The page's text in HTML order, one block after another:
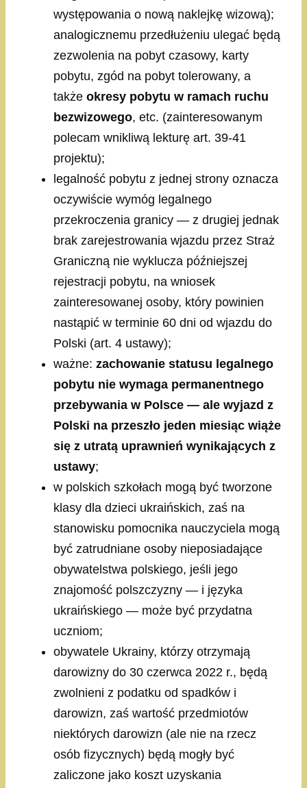
występowania o nową naklejkę wizową);
analogicznemu przedłużeniu ulegać będą
zezwolenia na pobyt czasowy, karty
pobytu, zgód na pobyt tolerowany, a
także okresy pobytu w ramach ruchu
bezwizowego, etc. (zainteresowanym
polecam wnikliwą lekturę art. 39-41
projektu);
legalność pobytu z jednej strony oznacza
oczywiście wymóg legalnego
przekroczenia granicy — z drugiej jednak
brak zarejestrowania wjazdu przez Straż
Graniczną nie wyklucza późniejszej
rejestracji pobytu, na wniosek
zainteresowanej osoby, który powinien
nastąpić w terminie 60 dni od wjazdu do
Polski (art. 4 ustawy);
ważne: zachowanie statusu legalnego
pobytu nie wymaga permanentnego
przebywania w Polsce — ale wyjazd z
Polski na przeszło jeden miesiąc wiąże
się z utratą uprawnień wynikających z
ustawy;
w polskich szkołach mogą być tworzone
klasy dla dzieci ukraińskich, zaś na
stanowisku pomocnika nauczyciela mogą
być zatrudniane osoby nieposiadające
obywatelstwa polskiego, jeśli jego
znajomość polszczyzny — i języka
ukraińskiego — może być przydatna
uczniom;
obywatele Ukrainy, którzy otrzymają
darowizny do 30 czerwca 2022 r., będą
zwolnieni z podatku od spadków i
darowizn, zaś wartość przedmiotów
niektórych darowizn (ale nie na rzecz
osób fizycznych) będą mogły być
zaliczone jako koszt uzyskania